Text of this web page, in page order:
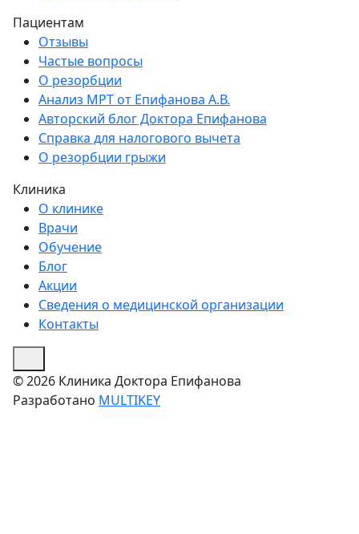
Пациентам
Отзывы
Частые вопросы
О резорбции
Анализ МРТ от Епифанова А.В.
Авторский блог Доктора Епифанова
Справка для налогового вычета
О резорбции грыжи
Клиника
О клинике
Врачи
Обучение
Блог
Акции
Сведения о медицинской организации
Контакты
© 2026 Клиника Доктора Епифанова
Разработано MULTIKEY